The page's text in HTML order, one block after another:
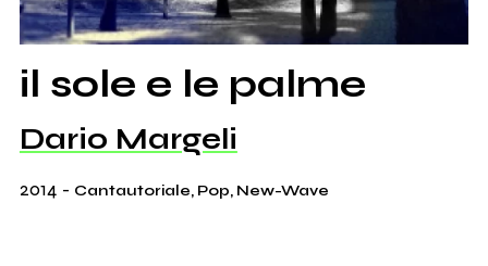
il sole e le palme
Dario Margeli
2014 - Cantautoriale, Pop, New-Wave